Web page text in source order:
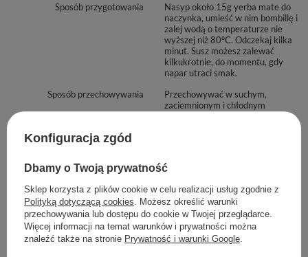
Sposób przygotowania
Nasyp około 15g yerba mate do
naczynka, umieść w nim bombillę i
zalej wodą o temperaturze nie
wyższej niż 80°C. Odczekaj kilka
minut. Susz możesz zalewać
kilkukrotnie, do momentu, gdy
napar utraci smak.
Sposób przechowywania
Przechowywać w suchym,
zaciemnionym i chłodnym
Yerba Mate Green
59,90 zł
(59,90 zł / kg)
Konfiguracja zgód
Dbamy o Twoją prywatność
Sklep korzysta z plików cookie w celu realizacji usług zgodnie z
Polityką dotyczącą cookies. Możesz określić warunki
przechowywania lub dostępu do cookie w Twojej przeglądarce.
Więcej informacji na temat warunków i prywatności można
znaleźć także na stronie Prywatność i warunki Google.